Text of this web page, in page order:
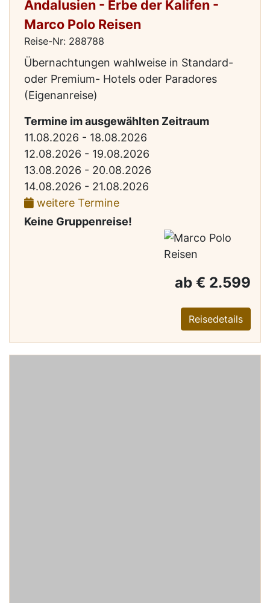
Andalusien - Erbe der Kalifen -
Marco Polo Reisen
Reise-Nr: 288788
Übernachtungen wahlweise in Standard-
oder Premium- Hotels oder Paradores
(Eigenanreise)
Termine im ausgewählten Zeitraum
11.08.2026 - 18.08.2026
12.08.2026 - 19.08.2026
13.08.2026 - 20.08.2026
14.08.2026 - 21.08.2026
weitere Termine
Keine Gruppenreise!
ab € 2.599
Reisedetails